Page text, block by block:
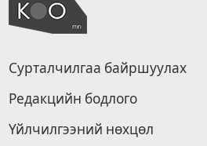
Сурталчилгаа байршуулах
Редакцийн бодлого
Үйлчилгээний нөхцөл